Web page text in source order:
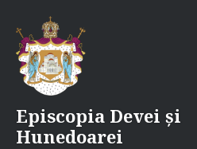
content
Episcopia Devei și
Hunedoarei